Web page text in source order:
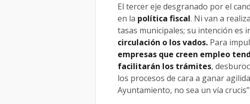
El tercer eje desgranado por el
en la política fiscal. Ni van a
tasas municipales; su intención es
circulación o los vados. Para
empresas que creen empleo
facilitarán los trámites,
los procesos de cara a ganar
Ayuntamiento, no sea un vía